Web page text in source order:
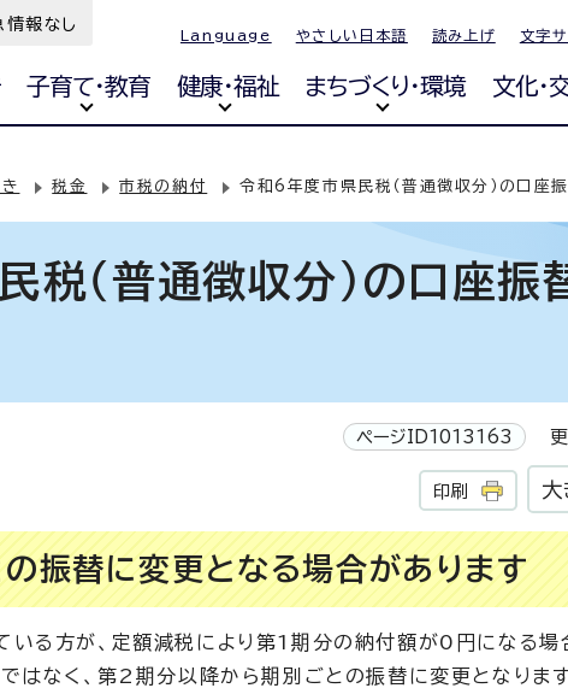
情報なし
Language やさしい日本語 読み上げ 文字
子育て・教育 健康・福祉 まちづくり・環境 文化・
税金 市税の納付 令和6年度市県民税（普通徴収分）の口座
税（普通徴収分）の口座振
ページID1013163 更
印刷 大
振替に変更となる場合があります
いる方が、定額減税により第1期分の納付額が0円になる場
はなく、第2期分以降から期別ごとの振替に変更となりま